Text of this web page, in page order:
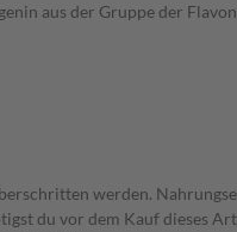
aus der Gruppe der
werden.
du vor dem Kauf dieses